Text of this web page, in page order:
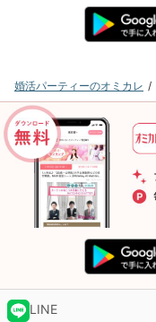
婚活パーティーのオミカレ
LINE